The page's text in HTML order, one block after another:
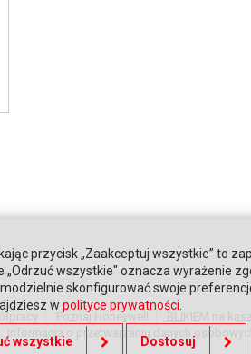
Poznaj Honeywell
przycisk „Zaakceptuj wszystkie” to
„Odrzuć wszystkie" oznacza wyrażenie
skonfigurować swoje
w polityce prywatności.
wszystkie Dostosuj